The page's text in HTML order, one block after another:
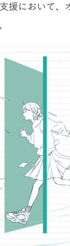
援において、